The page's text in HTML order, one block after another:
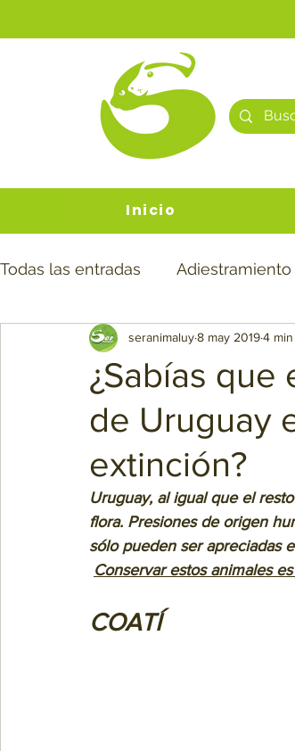
Inicio
Todas las entradas Adiestramiento
Noticias
¿Sabías que
de Uruguay
extinción?
seranimaluy8 may 20194
Uruguay, al igual que el
flora. Presiones de origen
sólo pueden ser apreciadas
Conservar estos animales
COATÍ